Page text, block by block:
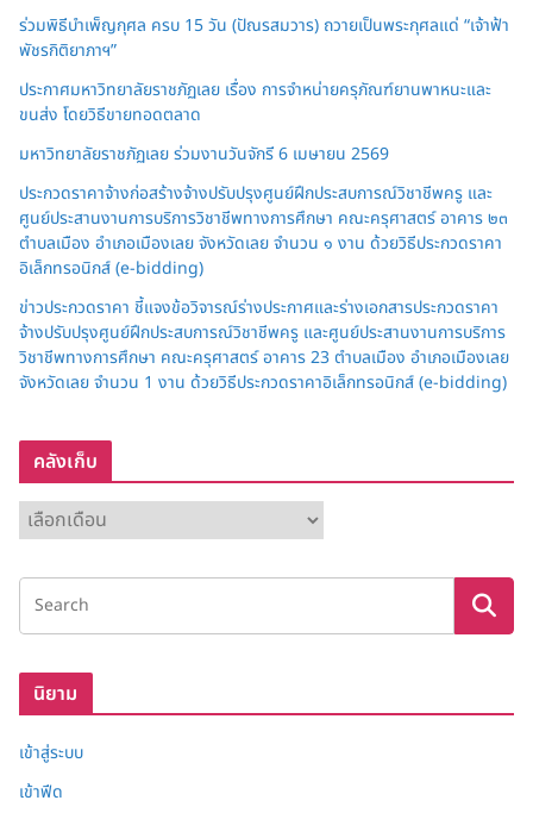
ร่วมพิธีบำเพ็ญกุศล ครบ 15 วัน (ปัณรสมวาร) ถวายเป็นพระกุศลแด่ “เจ้าฟ้า
พัชรกิติยาภาฯ”
ประกาศมหาวิทยาลัยราชภัฏเลย เรื่อง การจำหน่ายครุภัณฑ์ยานพาหนะและ
ขนส่ง โดยวิธีขายทอดตลาด
มหาวิทยาลัยราชภัฏเลย ร่วมงานวันจักรี 6 เมษายน 2569
ประกวดราคาจ้างก่อสร้างจ้างปรับปรุงศูนย์ฝึกประสบการณ์วิชาชีพครู และ
ศูนย์ประสานงานการบริการวิชาชีพทางการศึกษา คณะครุศาสตร์ อาคาร ๒๓
ตำบลเมือง อำเภอเมืองเลย จังหวัดเลย จำนวน ๑ งาน ด้วยวิธีประกวดราคา
อิเล็กทรอนิกส์ (e-bidding)
ข่าวประกวดราคา ชี้แจงข้อวิจารณ์ร่างประกาศและร่างเอกสารประกวดราคา
จ้างปรับปรุงศูนย์ฝึกประสบการณ์วิชาชีพครู และศูนย์ประสานงานการบริการ
วิชาชีพทางการศึกษา คณะครุศาสตร์ อาคาร 23 ตำบลเมือง อำเภอเมืองเลย
จังหวัดเลย จำนวน 1 งาน ด้วยวิธีประกวดราคาอิเล็กทรอนิกส์ (e-bidding)
คลังเก็บ
ลั
ง
ก็
นิยาม
เข้าสู่ระบบ
เข้าฟีด